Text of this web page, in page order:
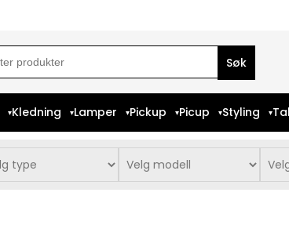
Kledning Lamper Pickup Picup Styling